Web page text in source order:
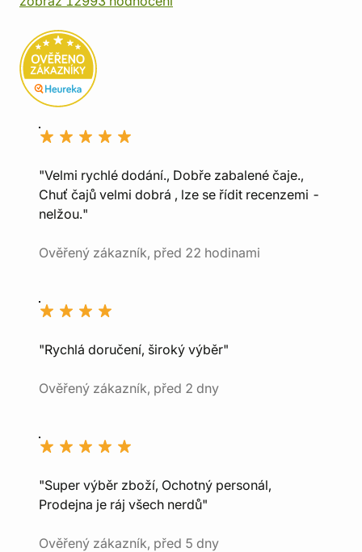
"Velmi rychlé dodání., Dobře zabalené čaje.,
Chuť čajů velmi dobrá , lze se řídit recenzemi -
nelžou."
Ověřený zákazník, před 22 hodinami
"Rychlá doručení, široký výběr"
Ověřený zákazník, před 2 dny
"Super výběr zboží, Ochotný personál,
Prodejna je ráj všech nerdů"
Ověřený zákazník, před 5 dny